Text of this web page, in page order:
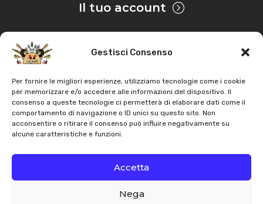
Gestisci Consenso
Per fornire le migliori esperienze, utilizziamo tecnologie come i cookie
per memorizzare e/o accedere alle informazioni del dispositivo. Il
consenso a queste tecnologie ci permetterà di elaborare dati come il
comportamento di navigazione o ID unici su questo sito. Non
acconsentire o ritirare il consenso può influire negativamente su
alcune caratteristiche e funzioni.
Accetta
Nega
Il tuo account
Privacy & Cookie
CopyrightAZ Agri. Tutti i diritti servati |Assistenza |
Contatti